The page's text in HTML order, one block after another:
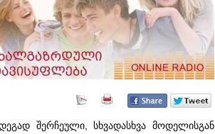
შერჩეული, სხვადასხვა მოდელისგან